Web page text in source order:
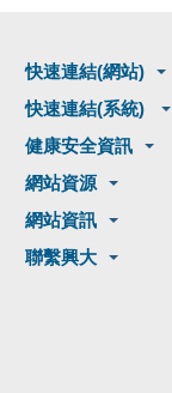
快速連結(網站)
快速連結(系統)
健康安全資訊
網站資源
網站資訊
聯繫興大